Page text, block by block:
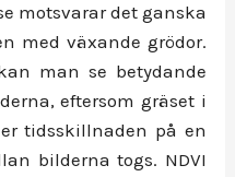
motsvarar det ganska
med växande grödor.
man se betydande
eftersom gräset i
tidsskillnaden på en
bilderna togs. NDVI